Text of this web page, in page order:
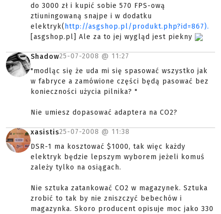
do 3000 zł i kupić sobie 570 FPS-ową
ztiuningowaną snajpe i w dodatku
elektryk( http://asgshop.pl/produkt.php?id=867).
[asgshop.pl] Ale za to jej wygląd jest piekny
Shadow25-07-2008 @ 11:27
"modląc się że uda mi się spasować wszystko jak
w fabryce a zamówione części będą pasować bez
konieczności użycia pilnika? "
Nie umiesz dopasować adaptera na CO2?
xasistis25-07-2008 @ 11:38
DSR-1 ma kosztować $1000, tak więc każdy
elektryk będzie lepszym wyborem jeżeli komuś
zależy tylko na osiągach.
Nie sztuka zatankować CO2 w magazynek. Sztuka
zrobić to tak by nie zniszczyć bebechów i
magazynka. Skoro producent opisuje moc jako 330